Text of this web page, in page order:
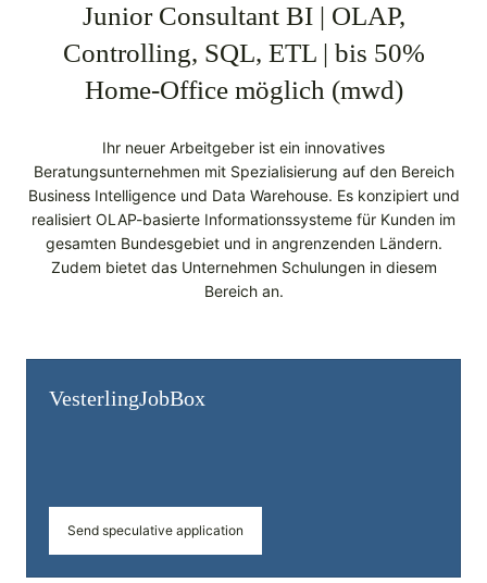
Junior Consultant BI | OLAP,
Controlling, SQL, ETL | bis 50%
Home-Office möglich (mwd)
Ihr neuer Arbeitgeber ist ein innovatives
Beratungsunternehmen mit Spezialisierung auf den Bereich
Business Intelligence und Data Warehouse. Es konzipiert und
realisiert OLAP-basierte Informationssysteme für Kunden im
gesamten Bundesgebiet und in angrenzenden Ländern.
Zudem bietet das Unternehmen Schulungen in diesem
Bereich an.
Vesterling­JobBox
Send speculative application